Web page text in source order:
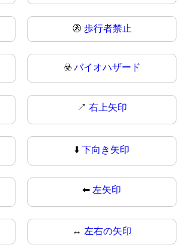
🚷 歩行者禁止
☣️ バイオハザード
↗ 右上矢印
⬇️下向き矢印
⬅左矢印
↔️ 左右の矢印